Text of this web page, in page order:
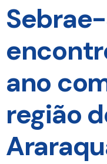
ano
região